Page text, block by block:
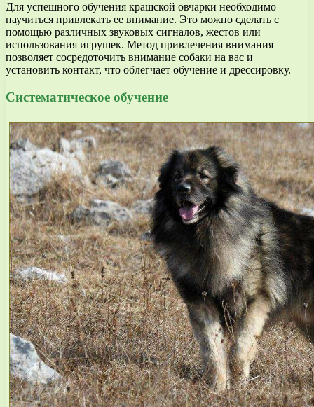
Для успешного обучения крашской овчарки необходимо
научиться привлекать ее внимание. Это можно сделать с
помощью различных звуковых сигналов, жестов или
использования игрушек. Метод привлечения внимания
позволяет сосредоточить внимание собаки на вас и
установить контакт, что облегчает обучение и дрессировку.
Систематическое обучение